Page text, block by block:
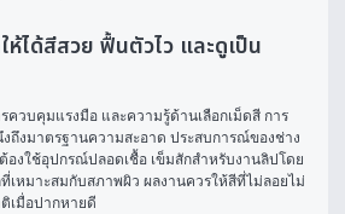
ห้ได้สีสวย ฟื้นตัวไว และดูเป็น
ควบคุมแรงมือ และความรู้ด้านเลือกเม็ดสี การ
งถึงมาตรฐานความสะอาด ประสบการณ์ของช่าง
องใช้อุปกรณ์ปลอดเชื้อ เข็มสักสำหรับงานลิปโดย
เหมาะสมกับสภาพผิว ผลงานควรให้สีที่ไม่ลอยไม่
เมื่อปากหายดี